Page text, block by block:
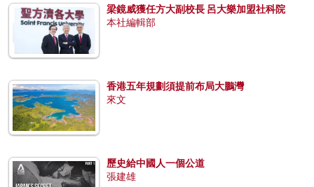
梁鏡威獲任方大副校長 呂大樂加盟社科院
本社編輯部
香港五年規劃須提前布局大鵬灣
來文
歷史給中國人一個公道
張建雄